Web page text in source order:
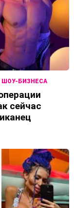
ШОУ-БИЗНЕСА
сейчас